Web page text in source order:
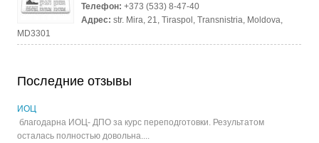
Телефон:+373 (533) 8-47-40
Адрес:str. Mira, 21, Tiraspol, Transnistria, Moldova,
MD3301
Последние отзывы
ИОЦ
благодарна ИОЦ- ДПО за курс переподготовки. Результатом
осталась полностью довольна....